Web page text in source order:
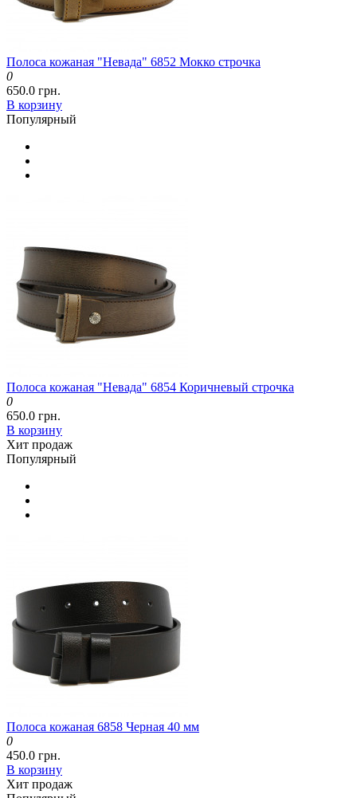
Полоса кожаная "Невада" 6852 Мокко строчка
0
650.0 грн.
В корзину
Популярный
Полоса кожаная "Невада" 6854 Коричневый строчка
0
650.0 грн.
В корзину
Хит продаж
Популярный
Полоса кожаная 6858 Черная 40 мм
0
450.0 грн.
В корзину
Хит продаж